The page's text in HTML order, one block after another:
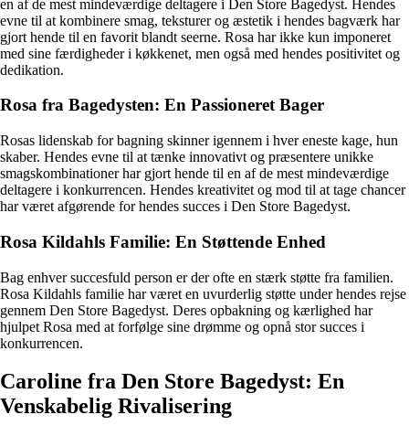
en af de mest mindeværdige deltagere i Den Store Bagedyst. Hendes
evne til at kombinere smag, teksturer og æstetik i hendes bagværk har
gjort hende til en favorit blandt seerne. Rosa har ikke kun imponeret
med sine færdigheder i køkkenet, men også med hendes positivitet og
dedikation.
Rosa fra Bagedysten: En Passioneret Bager
Rosas lidenskab for bagning skinner igennem i hver eneste kage, hun
skaber. Hendes evne til at tænke innovativt og præsentere unikke
smagskombinationer har gjort hende til en af de mest mindeværdige
deltagere i konkurrencen. Hendes kreativitet og mod til at tage chancer
har været afgørende for hendes succes i Den Store Bagedyst.
Rosa Kildahls Familie: En Støttende Enhed
Bag enhver succesfuld person er der ofte en stærk støtte fra familien.
Rosa Kildahls familie har været en uvurderlig støtte under hendes rejse
gennem Den Store Bagedyst. Deres opbakning og kærlighed har
hjulpet Rosa med at forfølge sine drømme og opnå stor succes i
konkurrencen.
Caroline fra Den Store Bagedyst: En
Venskabelig Rivalisering